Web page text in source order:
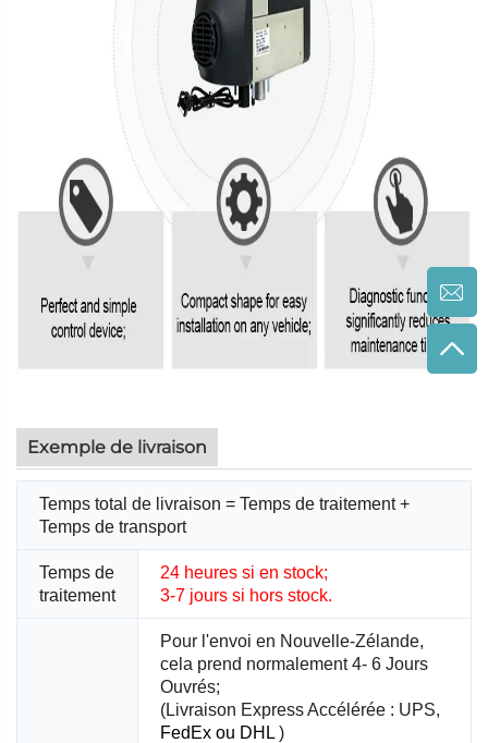
Exemple de livraison
Temps total de livraison = Temps de traitement +
Temps de transport
Temps de
traitement
24 heures si en stock;
3-7 jours si hors stock.
Pour l'envoi en Nouvelle-Zélande,
cela prend normalement 4- 6 Jours
Ouvrés;
(Livraison Express Accélérée : UPS,
FedEx ou DHL )